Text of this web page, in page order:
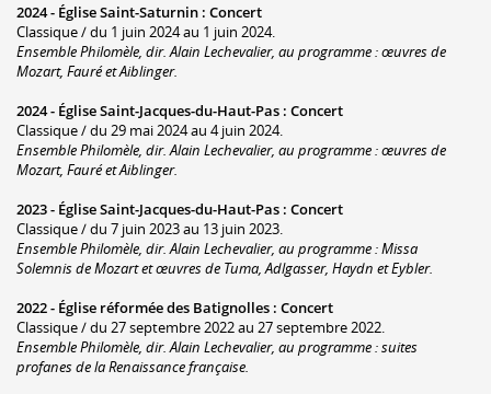
2024 - Église Saint-Saturnin : Concert
Classique / du 1 juin 2024 au 1 juin 2024.
Ensemble Philomèle, dir. Alain Lechevalier, au programme : œuvres de
Mozart, Fauré et Aiblinger.
2024 - Église Saint-Jacques-du-Haut-Pas : Concert
Classique / du 29 mai 2024 au 4 juin 2024.
Ensemble Philomèle, dir. Alain Lechevalier, au programme : œuvres de
Mozart, Fauré et Aiblinger.
2023 - Église Saint-Jacques-du-Haut-Pas : Concert
Classique / du 7 juin 2023 au 13 juin 2023.
Ensemble Philomèle, dir. Alain Lechevalier, au programme : Missa
Solemnis de Mozart et œuvres de Tuma, Adlgasser, Haydn et Eybler.
2022 - Église réformée des Batignolles : Concert
Classique / du 27 septembre 2022 au 27 septembre 2022.
Ensemble Philomèle, dir. Alain Lechevalier, au programme : suites
profanes de la Renaissance française.